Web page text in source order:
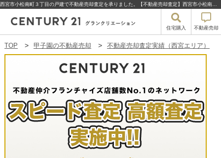
住宅購入 不動産売却
TOP 甲子園の不動産売却 不動産売却査定実績（西宮エリア）